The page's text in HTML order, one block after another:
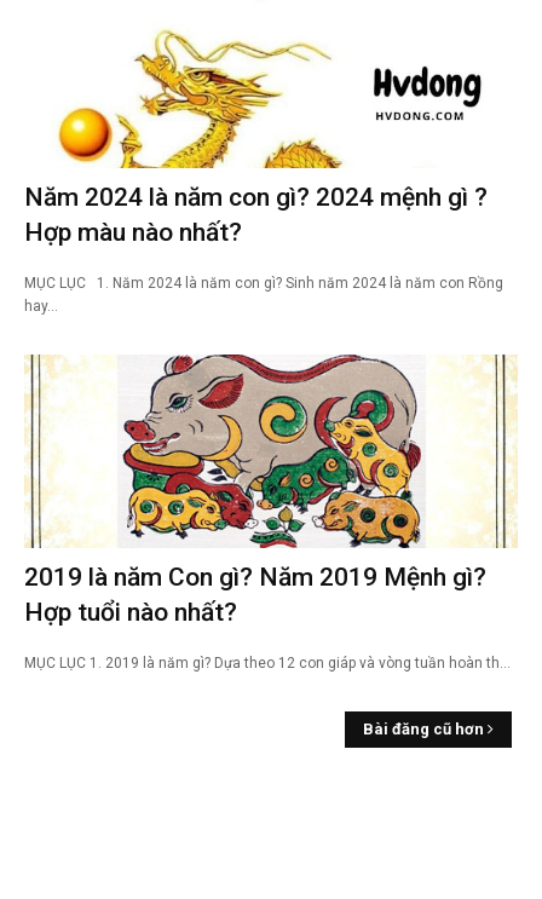
Năm 2024 là năm con gì? 2024 mệnh gì ?
Hợp màu nào nhất?
MỤC LỤC 1. Năm 2024 là năm con gì? Sinh năm 2024 là năm con Rồng
hay…
2019 là năm Con gì? Năm 2019 Mệnh gì?
Hợp tuổi nào nhất?
MỤC LỤC 1. 2019 là năm gì? Dựa theo 12 con giáp và vòng tuần hoàn th…
Bài đăng cũ hơn